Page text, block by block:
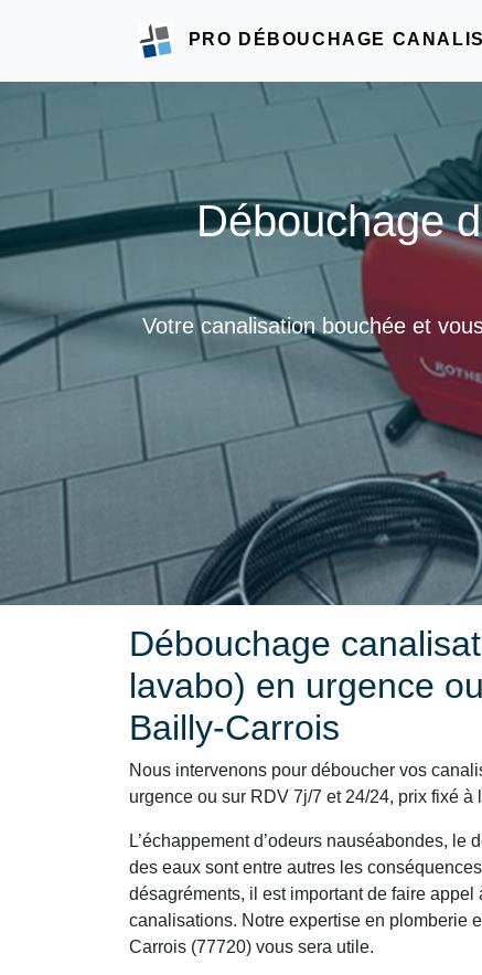
PRO DÉBOUCHAGE
Débouchage
Votre canalisation bouchée et
Débouchage
lavabo) en urgence
Bailly-Carrois
Nous intervenons pour déboucher vos
urgence ou sur RDV 7j/7 et 24/24, prix fixé à
L’échappement d’odeurs nauséabondes,
des eaux sont entre autres les
désagréments, il est important de faire
canalisations. Notre expertise en plomberie
Carrois (77720) vous sera utile.